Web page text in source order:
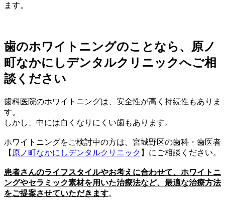
ます。
歯のホワイトニングのことなら、原ノ
町なかにしデンタルクリニックへご相
談ください
歯科医院のホワイトニングは、安全性が高く持続性もありま
す。
しかし、中には白くなりにくい歯もあります。
ホワイトニングをご検討中の方は、宮城野区の歯科・歯医者
【 原ノ町なかにしデンタルクリニック 】にご相談ください。
患者さんのライフスタイルやお考えに合わせて、ホワイトニ
ングやセラミック素材を用いた治療法など、最適な治療方法
をご提案させていただきます。